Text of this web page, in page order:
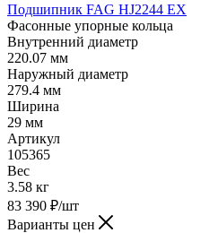
Подшипник FAG HJ2244 EX
Фасонные упорные кольца
Внутренний диаметр
220.07 мм
Наружный диаметр
279.4 мм
Ширина
29 мм
Артикул
105365
Вес
3.58 кг
83 390 ₽/шт
Варианты цен